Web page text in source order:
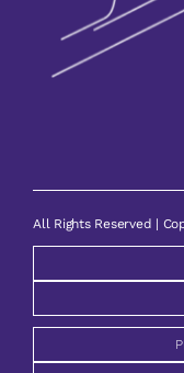
All Rights Reserved |